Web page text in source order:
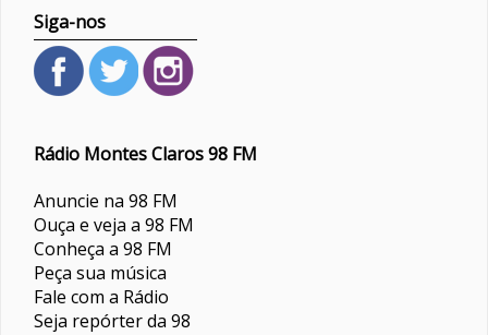
Siga-nos
Rádio Montes Claros 98 FM
Anuncie na 98 FM
Ouça e veja a 98 FM
Conheça a 98 FM
Peça sua música
Fale com a Rádio
Seja repórter da 98